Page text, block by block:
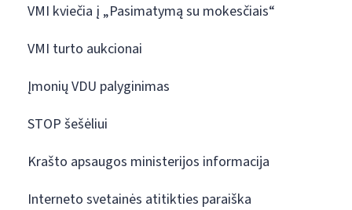
VMI kviečia į „Pasimatymą su mokesčiais“
VMI turto aukcionai
Įmonių VDU palyginimas
STOP šešėliui
Krašto apsaugos ministerijos informacija
Interneto svetainės atitikties paraiška